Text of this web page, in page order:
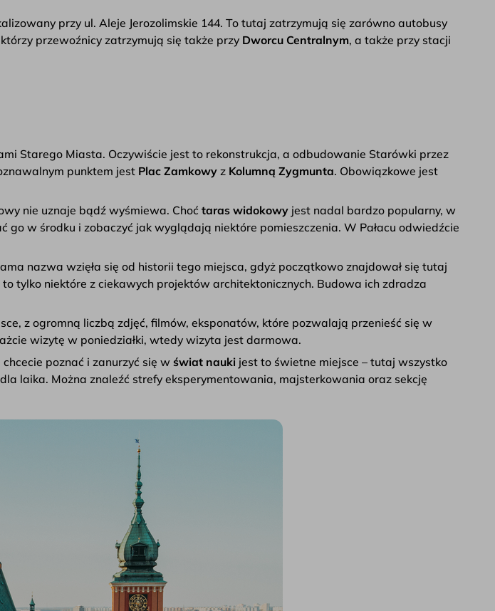
przy ul. Aleje Jerozolimskie 144. To tutaj zatrzymują się zarówno autobusy
przewoźnicy zatrzymują się także przy Dworcu Centralnym, a także przy stacji
Starego Miasta. Oczywiście jest to rekonstrukcja, a odbudowanie Starówki przez
punktem jest Plac Zamkowy z Kolumną Zygmunta. Obowiązkowe jest
nie uznaje bądź wyśmiewa. Choć taras widokowy jest nadal bardzo popularny, w
w środku i zobaczyć jak wyglądają niektóre pomieszczenia. W Pałacu odwiedźcie
nazwa wzięła się od historii tego miejsca, gdyż początkowo znajdował się tutaj
to tylko niektóre z ciekawych projektów architektonicznych. Budowa ich zdradza
z ogromną liczbą zdjęć, filmów, eksponatów, które pozwalają przenieść się w
wizytę w poniedziałki, wtedy wizyta jest darmowa.
poznać i zanurzyć się wświat nauki jest to świetne miejsce – tutaj wszystko
laika. Można znaleźć strefy eksperymentowania, majsterkowania oraz sekcję